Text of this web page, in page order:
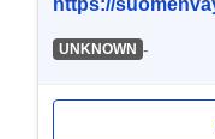
https://
UNKNOWN -